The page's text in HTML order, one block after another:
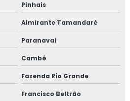
média e alta tensão
e spda
Pinhais
Almirante Tamandaré
Paranavaí
Cambé
Fazenda Rio Grande
Francisco Beltrão